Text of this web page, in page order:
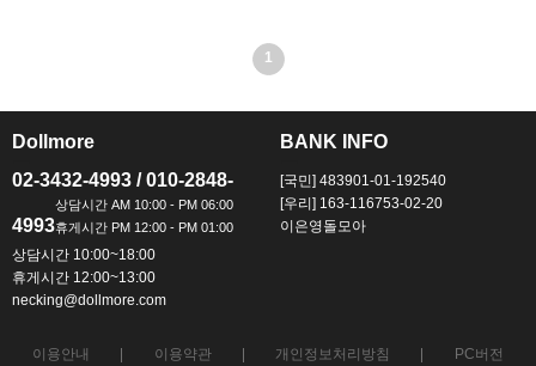
1
Dollmore
02-3432-4993 / 010-2848-
4993
상담시간 10:00~18:00
휴게시간 12:00~13:00
necking@dollmore.com
BANK INFO
[국민] 483901-01-192540
[우리] 163-116753-02-20
이은영돌모아
이용안내 이용약관 개인정보처리방침 PC버전